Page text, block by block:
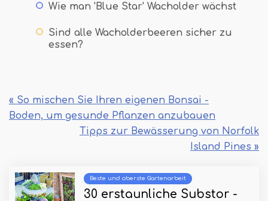
Wie man 'Blue Star' Wacholder wächst
Sind alle Wacholderbeeren sicher zu
essen?
« So mischen Sie Ihren eigenen Bonsai -
Boden, um gesunde Pflanzen anzubauen
Tipps zur Bewässerung von Norfolk
Island Pines »
Beste und oberste Gartenarbeit
30 erstaunliche Substor -